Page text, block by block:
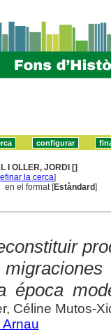
I OLLER, JORDI []
la cerca]
en el format [Estàndard]
época
Céline Mutos-